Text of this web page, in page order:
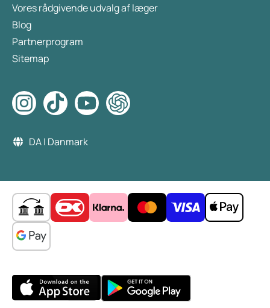
Vores rådgivende udvalg af læger
Blog
Partnerprogram
Sitemap
DA | Danmark